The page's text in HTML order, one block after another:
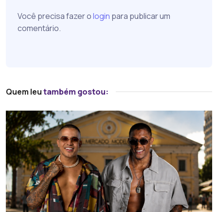
Você precisa fazer ologin para publicar um
comentário.
Quem leutambém gostou: